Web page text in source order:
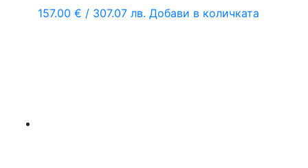
157.00 € / 307.07 лв. Добави в количката